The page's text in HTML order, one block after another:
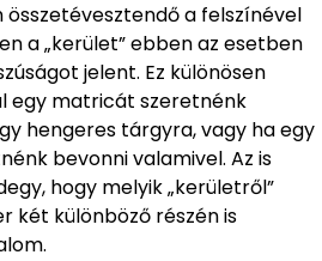
a felszínével
a „kerület” ebben az esetben
jelent. Ez különösen
egy matricát szeretnénk
hengeres tárgyra, vagy ha egy
bevonni valamivel. Az is
hogy melyik „kerületről”
két különböző részén is